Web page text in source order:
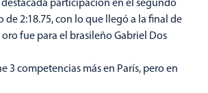
de 2:18.75, con lo que llegó a la final de
fue para el brasileño Gabriel Dos
3 competencias más en París, pero en